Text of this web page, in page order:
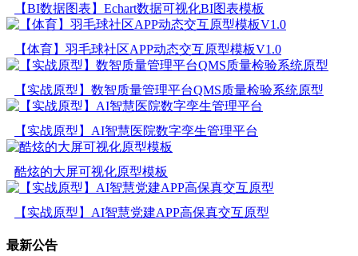
【BI数据图表】Echart数据可视化BI图表模板
【体育】羽毛球社区APP动态交互原型模板V1.0
【实战原型】数智质量管理平台QMS质量检验系统原型
【实战原型】AI智慧医院数字孪生管理平台
酷炫的大屏可视化原型模板
【实战原型】AI智慧党建APP高保真交互原型
最新公告